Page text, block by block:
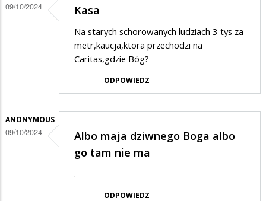
09/10/2024 Kasa
Na starych schorowanych ludziach 3 tys za
metr,kaucja,ktora przechodzi na
Caritas,gdzie Bóg?
ODPOWIEDZ
ANONYMOUS
09/10/2024
Albo maja dziwnego Boga albo
go tam nie ma
.
ODPOWIEDZ